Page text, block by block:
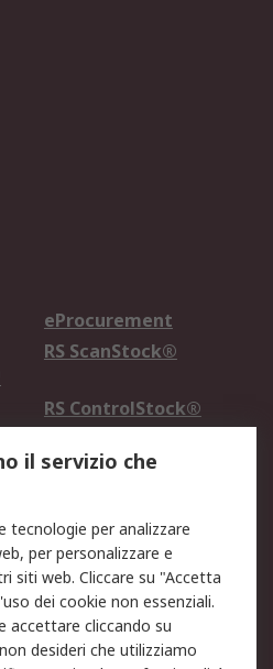
eProcurement
RS ScanStock®
RS ControlStock®
Informativa Privacy -
Aggiornata
Termini d'uso
Condizioni generali di
servizio
il servizio che
tecnologie per analizzare
per personalizzare e
siti web. Cliccare su "Accetta
dei cookie non essenziali.
accettare cliccando su
desideri che utilizziamo